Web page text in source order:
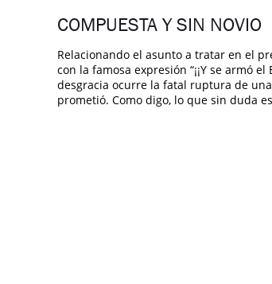
COMPUESTA Y SIN NOVIO
Relacionando el asunto a tratar en el
con la famosa expresión “¡¡Y se armó
desgracia ocurre la fatal ruptura de
prometió. Como digo, lo que sin duda